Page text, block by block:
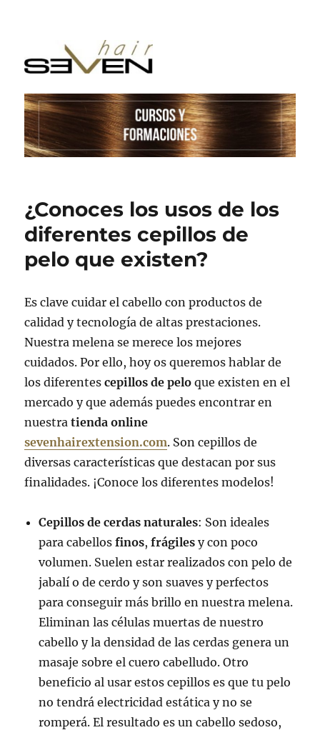
¿Conoces los usos de los
diferentes cepillos de
pelo que existen?
Es clave cuidar el cabello con productos de
calidad y tecnología de altas prestaciones.
Nuestra melena se merece los mejores
cuidados. Por ello, hoy os queremos hablar de
los diferentescepillos de pelo que existen en el
mercado y que además puedes encontrar en
nuestratienda online
sevenhairextension.com. Son cepillos de
diversas características que destacan por sus
finalidades. ¡Conoce los diferentes modelos!
Cepillos de cerdas naturales: Son ideales
para cabellosfinos,frágiles y con poco
volumen. Suelen estar realizados con pelo de
jabalí o de cerdo y son suaves y perfectos
para conseguir más brillo en nuestra melena.
Eliminan las células muertas de nuestro
cabello y la densidad de las cerdas genera un
masaje sobre el cuero cabelludo. Otro
beneficio al usar estos cepillos es que tu pelo
no tendrá electricidad estática y no se
romperá. El resultado es un cabello sedoso,